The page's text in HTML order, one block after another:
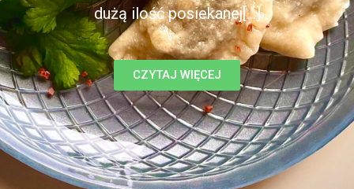
dużą ilość posiekanej[...]
CZYTAJ WIĘCEJ